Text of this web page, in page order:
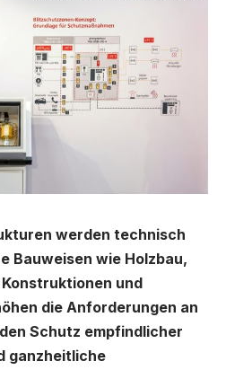
werden technisch
Bauweisen wie Holzbau,
und
die Anforderungen an
Schutz empfindlicher
ganzheitliche